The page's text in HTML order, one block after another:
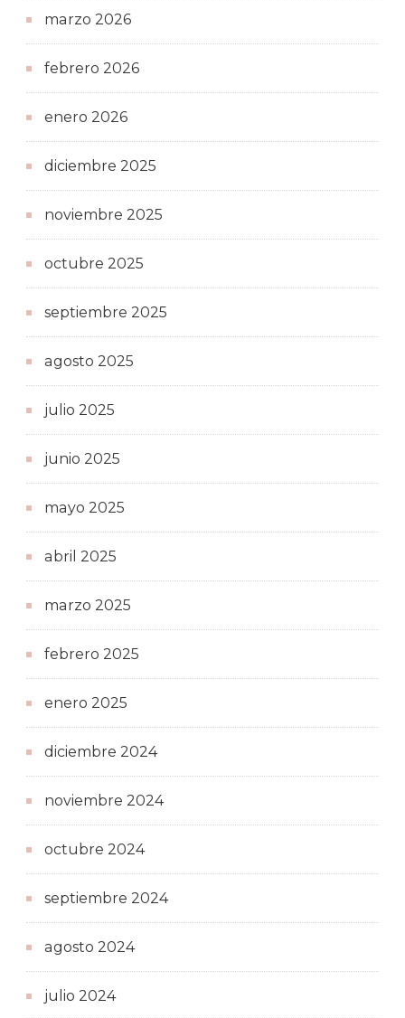
marzo 2026
febrero 2026
enero 2026
diciembre 2025
noviembre 2025
octubre 2025
septiembre 2025
agosto 2025
julio 2025
junio 2025
mayo 2025
abril 2025
marzo 2025
febrero 2025
enero 2025
diciembre 2024
noviembre 2024
octubre 2024
septiembre 2024
agosto 2024
julio 2024